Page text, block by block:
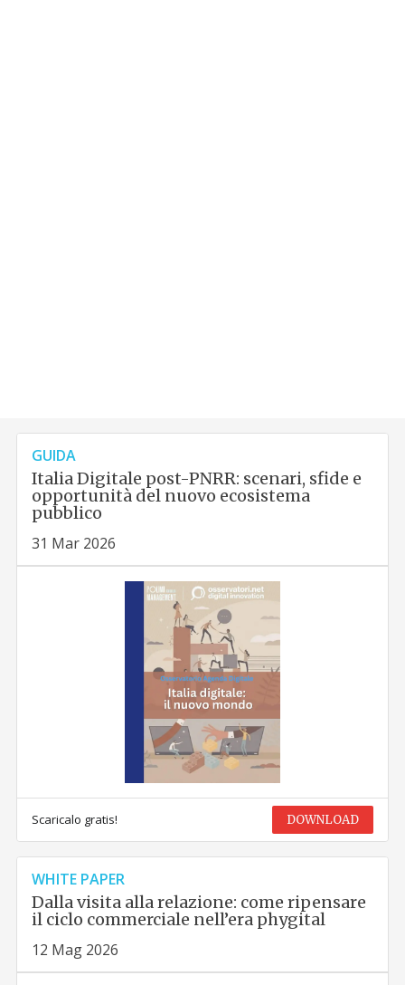
GUIDA
Italia Digitale post-PNRR: scenari, sfide e
opportunità del nuovo ecosistema
pubblico
31 Mar 2026
Scaricalo gratis! DOWNLOAD
WHITE PAPER
Dalla visita alla relazione: come ripensare
il ciclo commerciale nell’era phygital
12 Mag 2026